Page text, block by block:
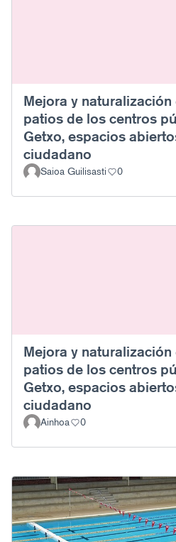
Mejora y naturalización
patios de los centros
Getxo, espacios
ciudadano
Saioa Guilisasti 0
Mejora y naturalización
patios de los centros
Getxo, espacios
ciudadano
Ainhoa 0